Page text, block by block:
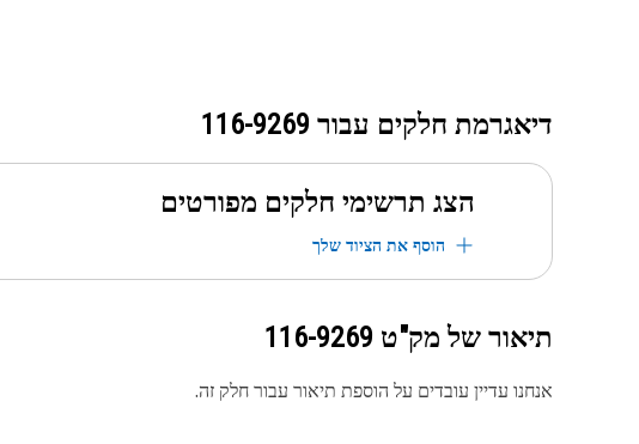
דיאגרמת חלקים עבור 116-9269
הצג תרשימי חלקים מפורטים
הוסף את הציוד שלך
תיאור של מק"ט 116-9269
אנחנו עדיין עובדים על הוספת תיאור עבור חלק זה.